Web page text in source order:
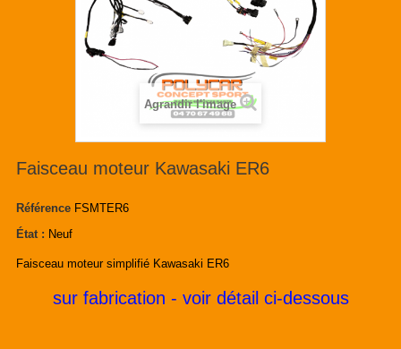
Agrandir l'image
Faisceau moteur Kawasaki ER6
Référence FSMTER6
État : Neuf
Faisceau moteur simplifié Kawasaki ER6
sur fabrication - voir détail ci-dessous